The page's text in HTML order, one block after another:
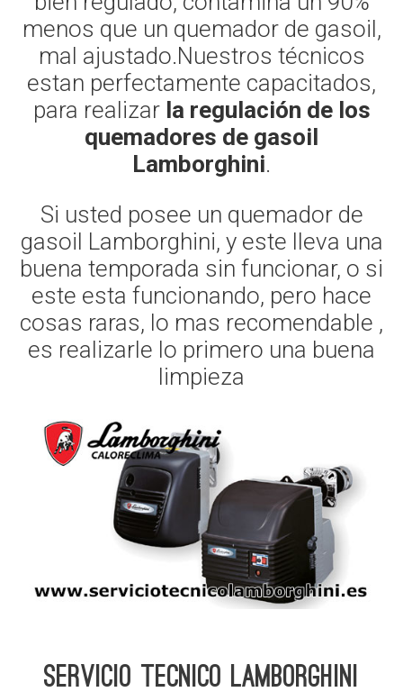
menos que un quemador de gasoil,
mal ajustado.Nuestros técnicos
estan perfectamente capacitados,
para realizar la regulación de los
quemadores de gasoil
Lamborghini.
Si usted posee un quemador de
gasoil Lamborghini, y este lleva una
buena temporada sin funcionar, o si
este esta funcionando, pero hace
cosas raras, lo mas recomendable ,
es realizarle lo primero una buena
limpieza
Servicio Tecnico Lamborghini